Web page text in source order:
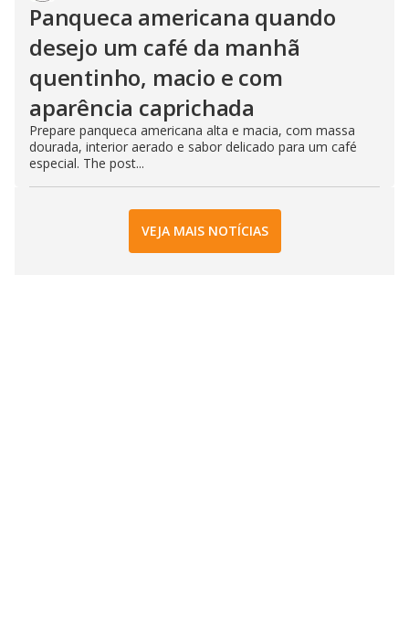
Panqueca americana quando
desejo um café da manhã
quentinho, macio e com
aparência caprichada
Prepare panqueca americana alta e macia, com massa
dourada, interior aerado e sabor delicado para um café
especial. The post...
VEJA MAIS NOTÍCIAS